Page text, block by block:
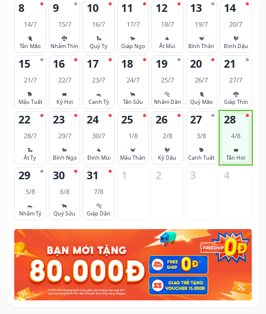
8
14/7
🐈
Tân Mão
9
15/7
🐉
Nhâm Thìn
10
16/7
🐍
Quý Tỵ
11
17/7
🐎
Giáp Ngọ
12
18/7
🐐
Ất Mùi
13
19/7
🐒
Bính Thân
14
20/7
🐓
Đinh Dậu
15
21/7
🐕
Mậu Tuất
16
22/7
🐖
Kỷ Hợi
17
23/7
🐀
Canh Tý
18
24/7
🐂
Tân Sửu
19
25/7
🐅
Nhâm Dần
20
26/7
🐈
Quý Mão
21
27/7
🐉
Giáp Thìn
22
28/7
🐍
Ất Tỵ
23
29/7
🐎
Bính Ngọ
24
30/7
🐐
Đinh Mùi
25
1/8
🐒
Mậu Thân
26
2/8
🐓
Kỷ Dậu
27
3/8
🐕
Canh Tuất
28
4/8
🐖
Tân Hợi
29
5/8
🐀
Nhâm Tý
30
6/8
🐂
Quý Sửu
31
7/8
🐅
Giáp Dần
1 2 3 4